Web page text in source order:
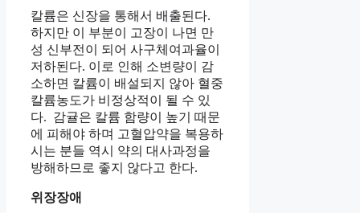
칼륨은 신장을 통해서 배출된다.
하지만 이 부분이 고장이 나면 만
성 신부전이 되어 사구체여과율이
저하된다. 이로 인해 소변량이 감
소하면 칼륨이 배설되지 않아 혈중
칼륨농도가 비정상적이 될 수 있
다. 감귤은 칼륨 함량이 높기 때문
에 피해야 하며 고혈압약을 복용하
시는 분들 역시 약의 대사과정을
방해하므로 좋지 않다고 한다.
위장장애